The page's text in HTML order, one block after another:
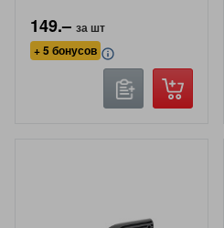
149.– за шт
+ 5 бонусов